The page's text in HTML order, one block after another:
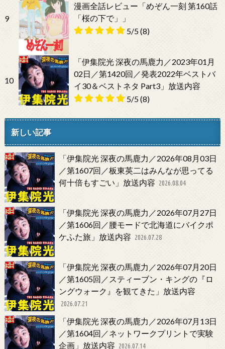
9
漫画全話レビュー「めぞん一刻 第160話
「桜の下で」」
5/5(8)
10
「伊集院光 深夜の馬鹿力／2023年01月
02日／第1420回／発表2022年ベストバ
イ30＆ベストネタ Part3」放送内容
5/5(8)
新しい記事
「伊集院光 深夜の馬鹿力／2026年08月03日
／第1607回／板東英二はみんなが思ってる
何十倍もすごい」放送内容 2026.08.04
「伊集院光 深夜の馬鹿力／2026年07月27日
／第1606回／腰モードで北海道にバイクポ
ケふた旅」放送内容 2026.07.28
「伊集院光 深夜の馬鹿力／2026年07月20日
／第1605回／スティーブン・キングの『ロ
ングウォーク』を観てきた」放送内容
2026.07.21
「伊集院光 深夜の馬鹿力／2026年07月13日
／第1604回／ネットワークプリントで実験
企画」放送内容 2026.07.14